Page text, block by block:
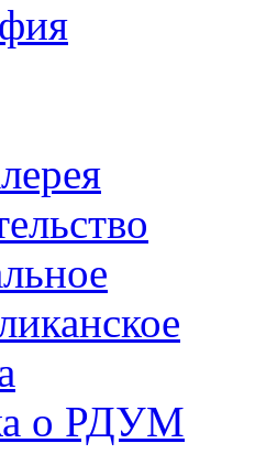
о РДУМ